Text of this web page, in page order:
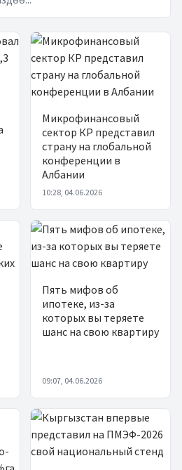
Микрофинансовый
сектор КР представил
страну на глобальной
конференции в
Албании
10:28, 04.06.2026
Пять мифов об
ипотеке, из-за
которых вы теряете
шанс на свою квартиру
09:07, 04.06.2026